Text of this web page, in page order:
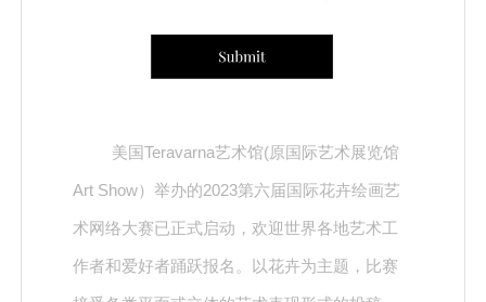
美国Teravarna艺术馆(原国际艺术展览馆
Art Show）举办的2023第六届国际花卉绘画艺
术网络大赛已正式启动，欢迎世界各地艺术工
作者和爱好者踊跃报名。以花卉为主题，比赛